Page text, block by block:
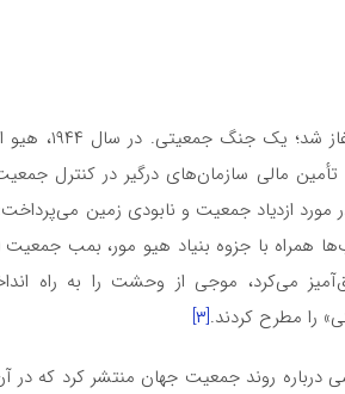
قبل از پایان جنگ بزرگ
تأمین مالی سازمان‌های درگیر در کنترل
مورد ازدیاد جمعیت و نابودی زمین
می‌کرد، موجی از وحشت را به راه
را مطرح کردند.[۳]
گزارشی درباره روند جمعیت جهان منتشر کرد که